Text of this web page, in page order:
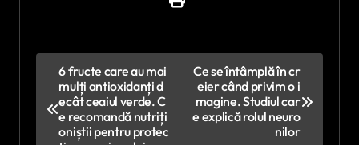
6 fructe care au mai
mulți antioxidanți d
ecât ceaiul verde. C
e recomandă nutriți
oniștii pentru protec
Ce se întâmplă în cr
eier când privim o i
magine. Studiul car
e explică rolul neuro
nilor